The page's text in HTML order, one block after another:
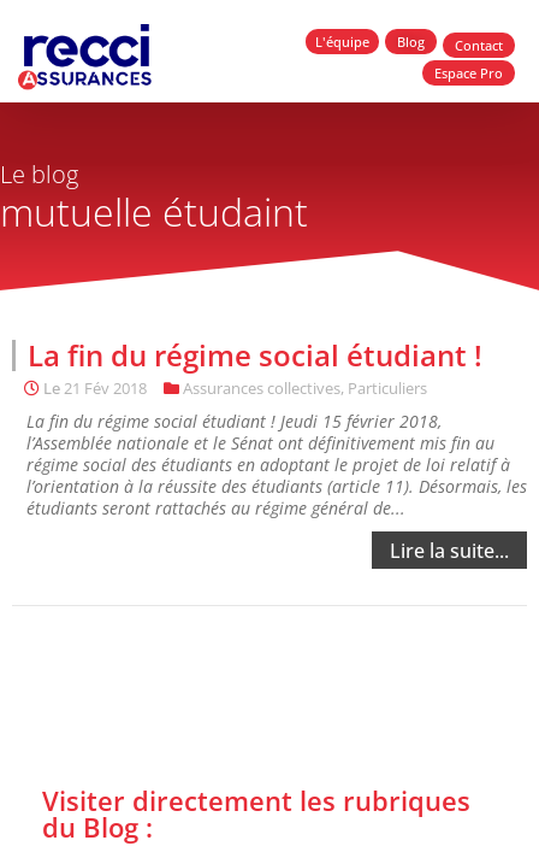
L'équipe Blog
Contact
Espace Pro
Le blog
mutuelle étudaint
La fin du régime social étudiant !
Le21 Fév 2018 Assurances collectives, Particuliers
La fin du régime social étudiant ! Jeudi 15 février 2018,
l’Assemblée nationale et le Sénat ont définitivement mis fin au
régime social des étudiants en adoptant le projet de loi relatif à
l’orientation à la réussite des étudiants (article 11). Désormais, les
étudiants seront rattachés au régime général de...
Lire la suite...
Visiter directement les rubriques
du Blog :